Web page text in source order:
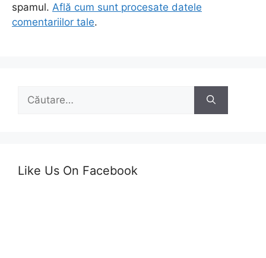
spamul. Află cum sunt procesate datele
comentariilor tale.
Caută
Like Us On Facebook